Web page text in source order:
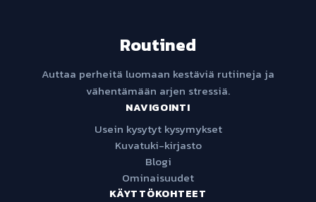
Routined
Auttaa perheitä luomaan kestäviä rutiineja ja
vähentämään arjen stressiä.
NAVIGOINTI
Usein kysytyt kysymykset
Kuvatuki-kirjasto
Blogi
Ominaisuudet
KÄYTTÖKOHTEET